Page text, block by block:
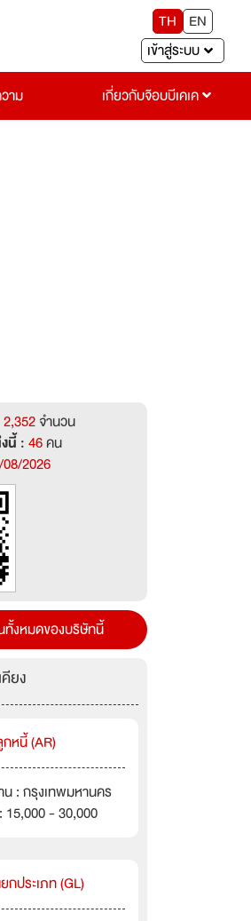
TH
EN
เข้าสู่ระบบ
าม เกี่ยวกับจ๊อบบีเคเค
2,352จำนวน
นี้ :46คน
2026
ทั้งหมดของบริษัทนี้
ยง
หนี้ (AR)
: กรุงเทพมหานคร
15,000 - 30,000
กประเภท (GL)